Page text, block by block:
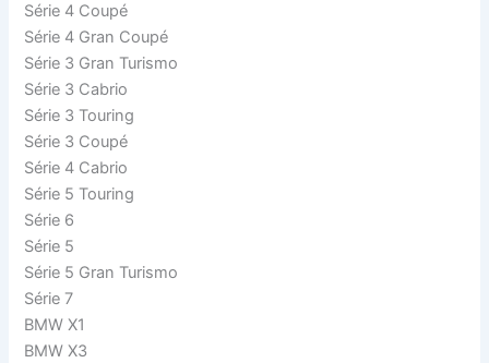
Série 4 Coupé
Série 4 Gran Coupé
Série 3 Gran Turismo
Série 3 Cabrio
Série 3 Touring
Série 3 Coupé
Série 4 Cabrio
Série 5 Touring
Série 6
Série 5
Série 5 Gran Turismo
Série 7
BMW X1
BMW X3